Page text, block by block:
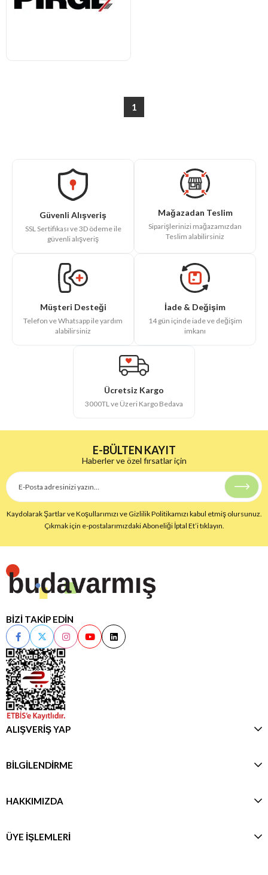
1
Güvenli Alışveriş
SSL Sertifikası ve 3D ödeme ile
güvenli alışveriş
Mağazadan Teslim
Siparişlerinizi mağazamızdan
Teslim alabilirsiniz
Müşteri Desteği
Telefon ve Whatsapp ile yardım
alabilirsiniz
İade & Değişim
14 gün içinde iade ve değişim
imkanı
Ücretsiz Kargo
3000TL ve Üzeri Kargo Bedava
E-BÜLTEN KAYIT
Haberler ve özel fırsatlar için
Kaydolarak Şartlar ve Koşullarımızı ve Gizlilik Politikamızı kabul etmiş olursunuz.
Çıkmak için e-postalarımızdaki Aboneliği İptal Et’i tıklayın.
BİZİ TAKİP EDİN
ALIŞVERİŞ YAP
BİLGİLENDİRME
HAKKIMIZDA
ÜYE İŞLEMLERİ